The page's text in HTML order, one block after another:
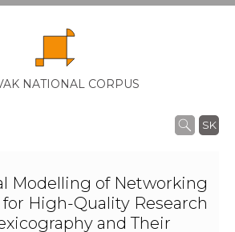
NATIONAL CORPUS
SK
Modelling of Networking
for High-Quality Research
and Their